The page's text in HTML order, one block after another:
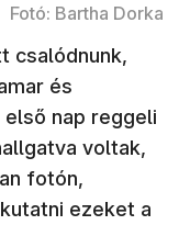
Fotó: Bartha Dorka
csalódnunk,
és
nap reggeli
voltak,
fotón,
ezeket a